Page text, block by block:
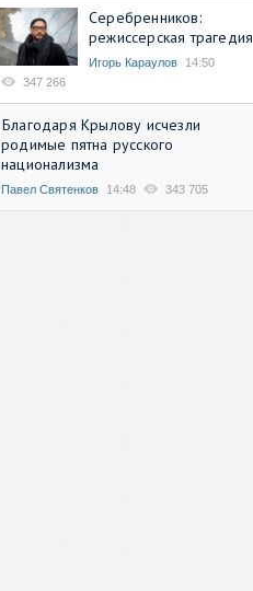
Серебренников:
режиссерская трагедия
Игорь Караулов
14:50
347 266
Благодаря Крылову исчезли
родимые пятна русского
национализма
Павел Святенков 14:48 343 705